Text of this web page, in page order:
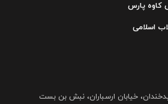
کاوه پارس
اسلامی
خیابان ارسباران، نبش بن بست